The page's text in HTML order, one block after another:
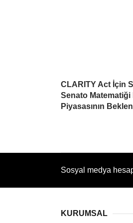
CLARITY Act İçin
Senato
Piyasasının
Sosyal medya
KURUMSAL